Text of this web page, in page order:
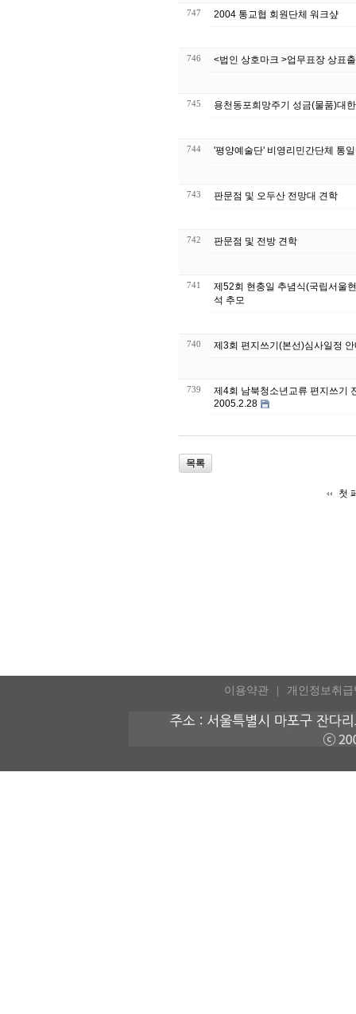
747 2004 통교협 회원단체 워크샾
746
745 용천동포희망주기 성금(물품)대
744 '평양예술단' 비영리민간단체 통
743 판문점 및 오두산 전망대 견학
742 판문점 및 전방 견학
741
제52회 현충일 추념식(국립서울
석 추모
740 제3회 편지쓰기(본선)심사일정
739
제4회 남북청소년교류 편지쓰기
2005.2.28
목록
첫
이용약관 개인정보취급